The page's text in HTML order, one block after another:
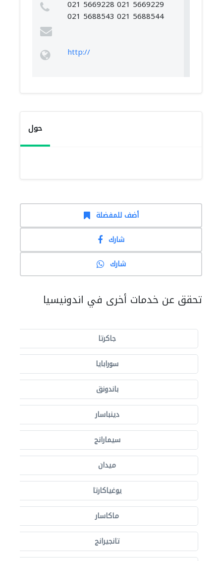
021 5669228 021 5669229
021 5688543 021 5688544
http://
حول
أضف للمفضلة
شارك
شارك
تحقق عن خدمات أخرى في اندونيسيا
جاكرتا
سورابايا
باندونق
دينباسار
سيمارانج
ميدان
يوغياكارتا
ماكاسار
تانجيرانج